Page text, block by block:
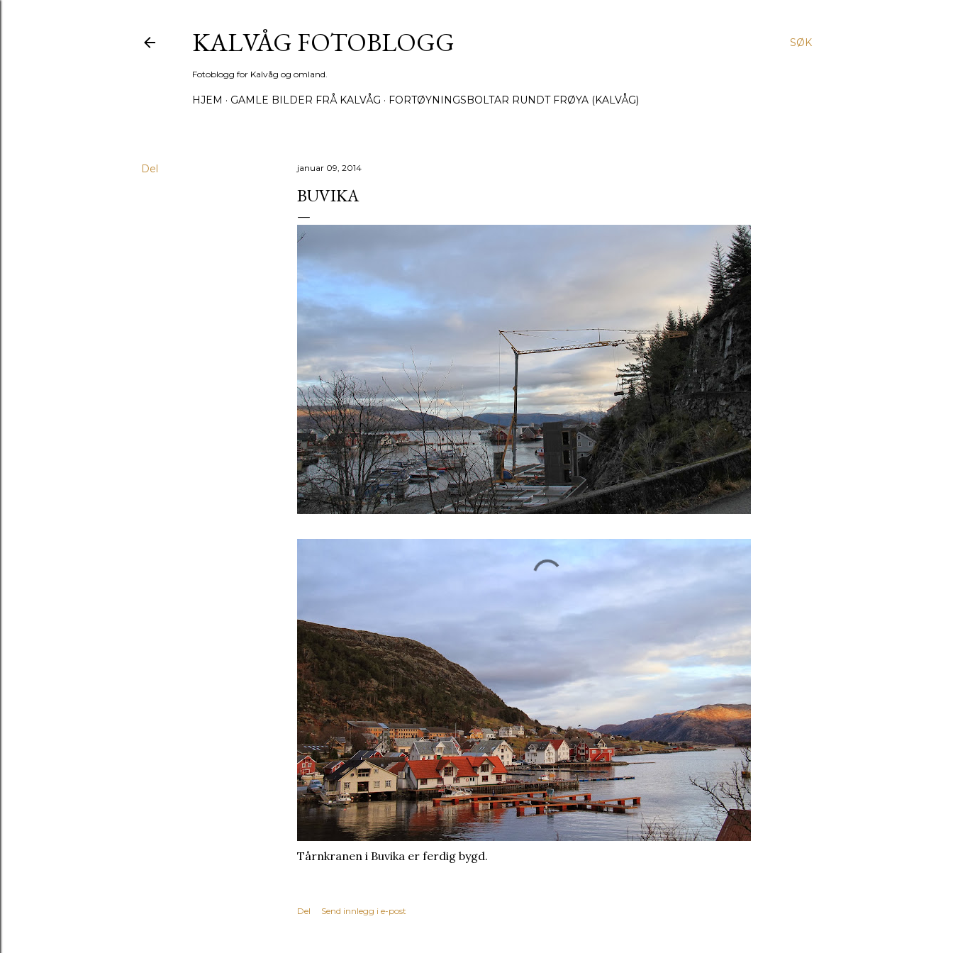
SØK
KALVÅG FOTOBLOGG
Fotoblogg for Kalvåg og omland.
HJEM GAMLE BILDER FRÅ KALVÅG FORTØYNINGSBOLTAR RUNDT FRØYA (KALVÅG)
Del januar 09, 2014
BUVIKA
Tårnkranen i Buvika er ferdig bygd.
Del Send innlegg i e-post